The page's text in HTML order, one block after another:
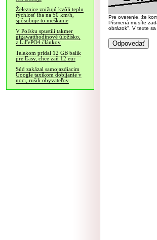
Železnice znižujú kvôli teplu
rýchlosť iba na 50 km/h,
spôsobuje to meškanie
V Poľsku spustili takmer
gigawatthodinové úložisko,
z LiFePO4 článkov
Telekom pridal 12 GB balík
pre Easy, chce zaň 12 eur
Súd zakázal samojazdiacim
Google taxíkom dobíjanie v
noci, rušili obyvateľov
Pre overenie, že
Písmená musíte
obrázok". V texte